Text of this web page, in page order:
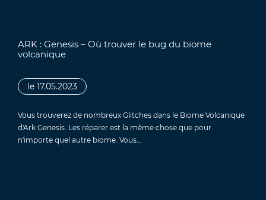
ARK : Genesis – Où trouver le bug du biome
volcanique
le 17.05.2023
Vous trouverez de nombreux Glitches dans le Biome Volcanique
d'Ark Genesis. Les réparer est la même chose que pour
n'importe quel autre biome. Vous…